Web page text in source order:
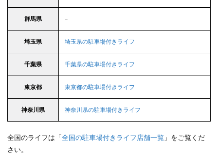
群馬県 –
埼玉県 埼玉県の駐車場付きライフ
千葉県 千葉県の駐車場付きライフ
東京都 東京都の駐車場付きライフ
神奈川県 神奈川県の駐車場付きライフ
全国のライフは「全国の駐車場付きライフ店舗一覧 」をご覧くだ
さい。